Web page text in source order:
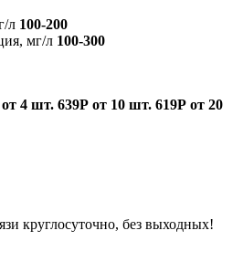
л 100-200
мг/л 100-300
от 4 шт. 639Р от 10 шт. 619Р от 20
круглосуточно, без выходных!